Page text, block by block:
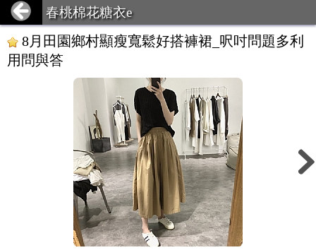
春桃棉花糖衣e
8月田園鄉村顯瘦寬鬆好搭褲裙_呎吋問題多利
用問與答